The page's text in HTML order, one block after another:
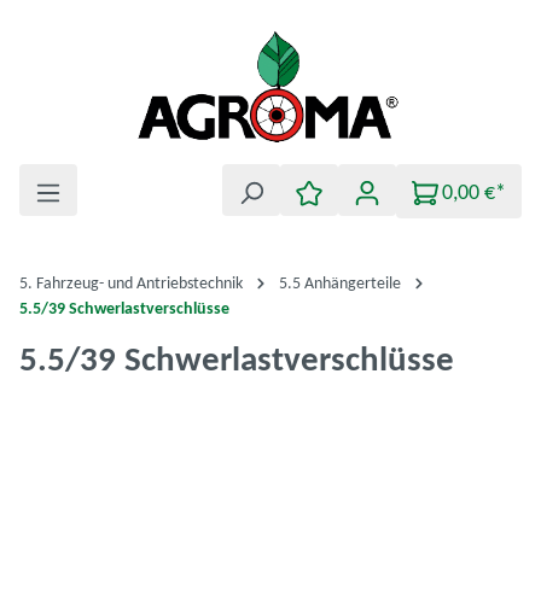
0,00 €*
5. Fahrzeug- und Antriebstechnik
5.5 Anhängerteile
5.5/39 Schwerlastverschlüsse
5.5/39 Schwerlastverschlüsse